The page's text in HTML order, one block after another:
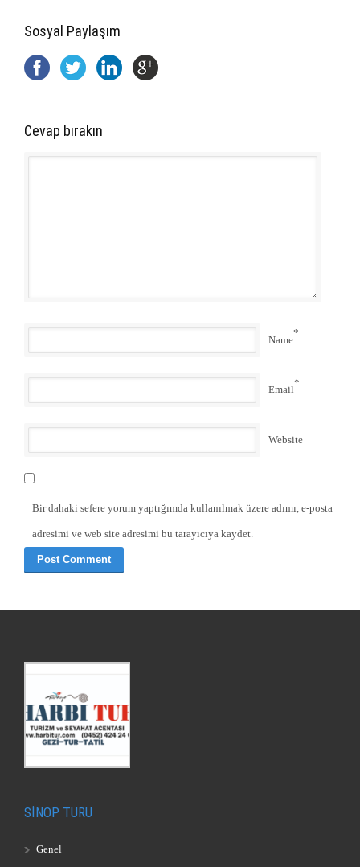
Sosyal Paylaşım
Cevap bırakın
Name
*
Email
*
Website
Bir dahaki sefere yorum yaptığımda kullanılmak üzere adımı, e-posta
adresimi ve web site adresimi bu tarayıcıya kaydet.
SİNOP TURU
Genel